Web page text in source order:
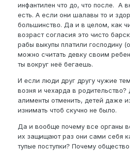
инфантилен что до, что после. А
есть. А если они шалавы то и
большинство. Да и в целом, как
возраст согласия это чисто
рабы выкупы платили господину
можно считать девку своим
ты вокруг неё бегаешь.
И если люди друг другу чужие
возня и чехарда в
алименты отменить, детей даже
изнимать чтоб скучно не было.
Да и вообще почему все органы
их защищают раз они сами себя
тупые поступки? Почему